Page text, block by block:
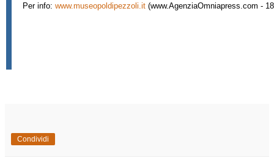
Per info: www.museopoldipezzoli.it (www.AgenziaOmniapress.com -
Condividi